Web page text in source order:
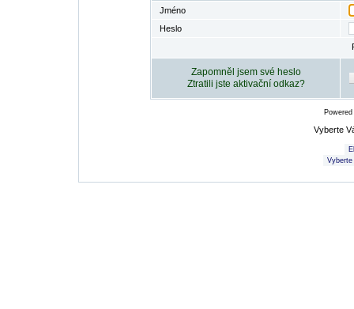
Jméno
Heslo
Zapomněl jsem své heslo
Ztratili jste aktivační odkaz?
Vyberte